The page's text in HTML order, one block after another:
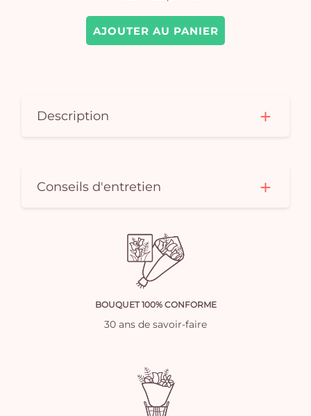
AJOUTER AU PANIER
Description
Conseils d'entretien
BOUQUET 100% CONFORME
30 ans de savoir-faire